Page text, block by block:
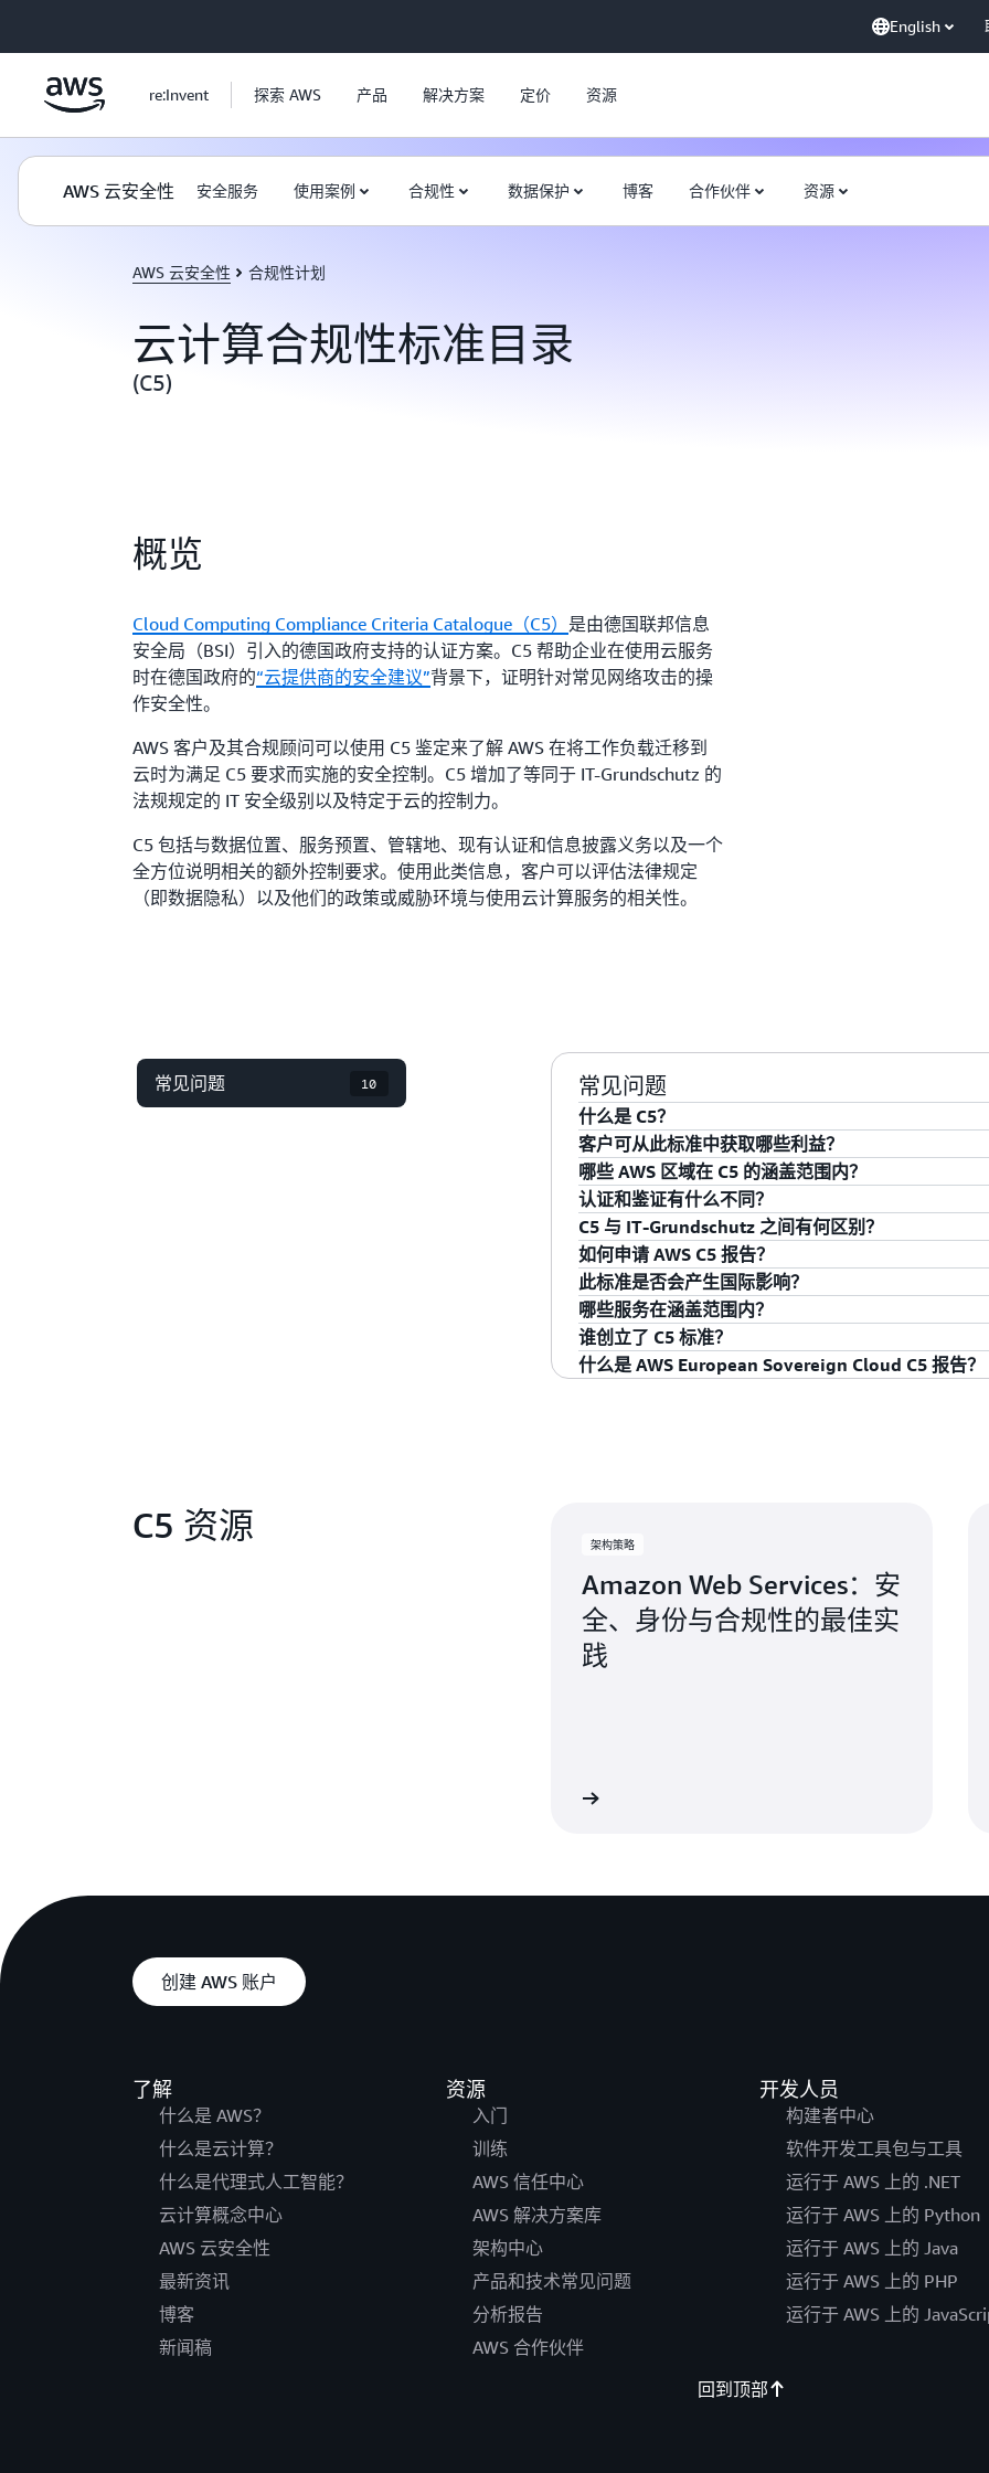
English
re:Invent 探索 AWS 产品 解决方案 定价 资源
AWS 云安全性 安全服务 使用案例 合规性 数据保护 博客 合作伙伴 资源
AWS 云安全性 合规性计划
云计算合规性标准目录
(C5)
概览
Cloud Computing Compliance Criteria Catalogue（C5） 是由德国联邦信息
安全局（BSI）引入的德国政府支持的认证方案。C5 帮助企业在使用云服务
时在德国政府的“云提供商的安全建议”背景下，证明针对常见网络攻击的操
作安全性。
AWS 客户及其合规顾问可以使用 C5 鉴定来了解 AWS 在将工作负载迁移到
云时为满足 C5 要求而实施的安全控制。C5 增加了等同于 IT-Grundschutz 的
法规规定的 IT 安全级别以及特定于云的控制力。
C5 包括与数据位置、服务预置、管辖地、现有认证和信息披露义务以及一个
全方位说明相关的额外控制要求。使用此类信息，客户可以评估法律规定
（即数据隐私）以及他们的政策或威胁环境与使用云计算服务的相关性。
常见问题 10 常见问题
什么是 C5？
C5（云计算合规性标准目录）是德国的“云计算 IT
2016 年月首次发布。在德国客户将其复杂且受到监
如 AWS）时，它可以提供额外的保证。
现行的 C5 于 2020 年发布，涵盖以下标准及出版物的
ISO/IEC 27001:2013
ISO/IEC 27002:2016
ISO/IEC 27017:2015– 安全技术 – 基于 ISO/IEC
全局）
IDW（Institut der Wirtschaftsprüfer，德国注册
“包括云计算在内的财务报告相关服务外包有序
客户可从此标准中获取哪些利益？
C5 报告为我们的欧洲客户提供了一个独立的第三方
行有效性进行认证，以满足 C5 基本和附加标准。
标准进行评测的云服务。C5 为客户提供的框架记录
涵盖云计算的所有 IT 安全方面。对于联邦机构来讲
可以在相应的AWS 安全性博客 C5 文章
哪些 AWS 区域在 C5 的涵盖范围内？
C5 所涵盖的 AWS 区域包括法兰克福、爱尔兰、伦
世和西班牙，以及位于奥地利、比利时、保加利亚
芬兰、法国、德国、希腊、匈牙利、爱尔兰、意大
新加坡、西班牙、瑞典、瑞士和英国的边缘站点。
认证和鉴证有什么不同？
认证是由认可的专业公司颁发且有效期通常为一到
计期间由合格人员接收。鉴证主要注重的是持续实
短至 6 个月。根据 ISAE 3000/3402，审计流程会
认证只是一个即时快照。
C5 与 IT-Grundschutz 之间有何区别？
IT-Grundschutz 这一标准用于为事业机构的信息建
Grundschutz Catalogues 介绍了典型业务流程、IT
有信息的防护体系。C5 提供了有关云服务提供商（
如何申请 AWS C5 报告？
AWS C5 报告面向使用 AWS Artifact 的客户提供，
性报告的自助服务门户。您可以登录AWS 管理控制
解更多信息。
此标准是否会产生国际影响？
BSI 已使此标准符合 ANSSI 及其即将推出的
SecNumCloud 标准相互产生影响，他们的明确目标
可。此外，欧盟网络安全机构 (ENISA) 的欧盟云服
哪些服务在涵盖范围内？
C5 目前涵盖的 AWS 服务可以在AWS 按合规性计划
有关使用这些服务的更多信息，并且/或者想了解其
谁创立了 C5 标准？
德国国家网络安全管理局 Bundesamt für Sicherheit
什么是 AWS European Sovereign Cloud C5 报告？
C5 资源 架构策略
Amazon Web Services：安
全、身份与合规性的最佳实
践
创建 AWS 账户
了解
什么是 AWS？
什么是云计算？
什么是代理式人工智能？
云计算概念中心
AWS 云安全性
最新资讯
博客
新闻稿
资源
入门
训练
AWS 信任中心
AWS 解决方案库
架构中心
产品和技术常见问题
分析报告
AWS 合作伙伴
开发人员
构建者中心
软件开发工具包与工具
运行于 AWS 上的 .NET
运行于 AWS 上的 Python
运行于 AWS 上的 Java
运行于 AWS 上的 PHP
运行于 AWS 上的
回到顶部